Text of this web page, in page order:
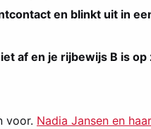
en blinkt uit in
af en je rijbewijs B is op
voor. Nadia Jansen en